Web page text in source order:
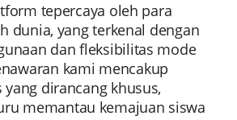
tepercaya oleh para
dunia, yang terkenal dengan
dan fleksibilitas mode
kami mencakup
dirancang khusus,
memantau kemajuan siswa